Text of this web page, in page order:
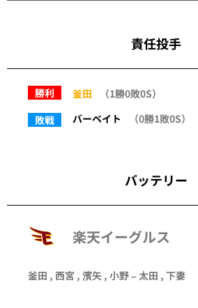
責任投手
勝利 釜田
（1勝0敗0S）
敗戦
バーベイト （0勝1敗0S）
バッテリー
楽天イーグルス
釜田 , 西宮 , 濱矢 , 小野–太田 , 下妻